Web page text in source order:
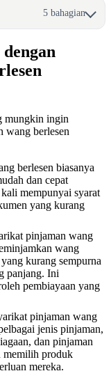
5 bahagian
mungkin ingin
wang berlesen
berlesen biasanya
dan cepat
mempunyai syarat
yang kurang
pinjaman wang
wang
kurang sempurna
panjang. Ini
pembiayaan yang
pinjaman wang
jenis pinjaman,
dan pinjaman
memilih produk
mereka.